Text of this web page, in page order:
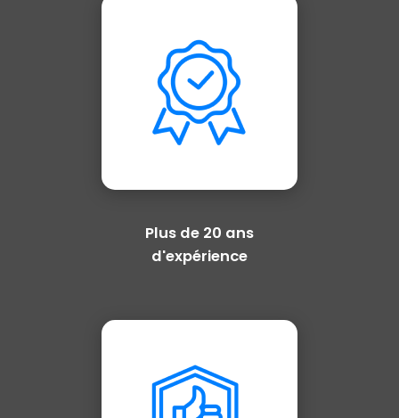
Plus de 20 ans
d'expérience